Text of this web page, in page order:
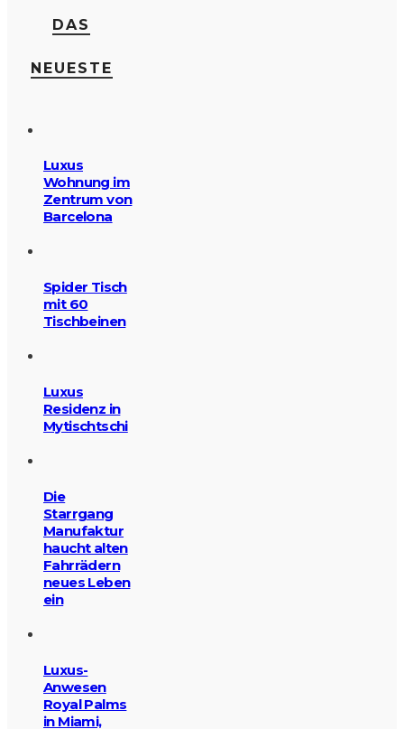
DAS
NEUESTE
Luxus
Wohnung im
Zentrum von
Barcelona
Spider Tisch
mit 60
Tischbeinen
Luxus
Residenz in
Mytischtschi
Die
Starrgang
Manufaktur
haucht alten
Fahrrädern
neues Leben
ein
Luxus-
Anwesen
Royal Palms
in Miami,